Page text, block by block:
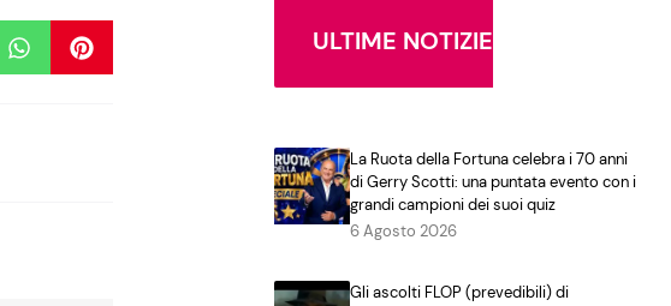
ULTIME NOTIZIE
La Ruota della Fortuna celebra i 70 anni
di Gerry Scotti: una puntata evento con i
grandi campioni dei suoi quiz
6 Agosto 2026
Gli ascolti FLOP (prevedibili) di